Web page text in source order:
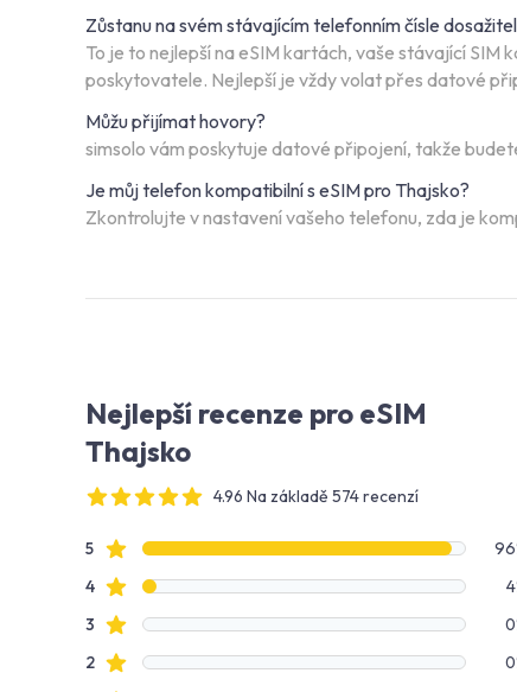
Zůstanu na svém stávajícím telefonním čísle
To je to nejlepší na eSIM kartách, vaše stávající
poskytovatele. Nejlepší je vždy volat přes datové
Můžu přijímat hovory?
simsolo vám poskytuje datové připojení, takže
Je můj telefon kompatibilní s eSIM pro Thajsko?
Zkontrolujte v nastavení vašeho telefonu, zda je
Nejlepší recenze pro eSIM
Thajsko
4.96 Na základě 574 recenzí
Data recenzí
5Hodnocení hvězdami
4Hodnocení hvězdami
3 Hodnocení hvězdami
2Hodnocení hvězdami